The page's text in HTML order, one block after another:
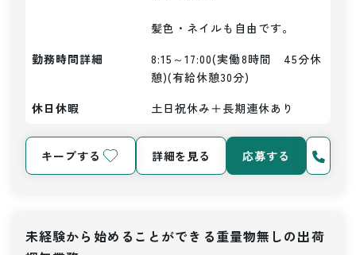
髪色・ネイルも自由です。
勤務時間詳細
8:15～17:00(実働8時間　45分休
憩)(有給休憩30分)
休日休暇
土日祝休み＋長期連休あり
キープする 詳細を見る 応募する
未経験から始めることができる重量物無しの出荷